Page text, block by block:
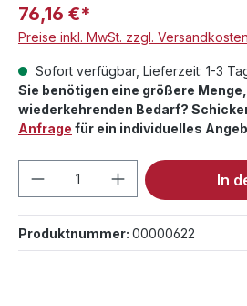
76,16 €*
Preise inkl. MwSt. zzgl. Versandkosten
Sofort verfügbar, Lieferzeit: 1-3
Sie benötigen eine größere
wiederkehrenden Bedarf?
Anfrage für ein individuelles
Produkt Anzahl: GibIn
Produktnummer: 00000622